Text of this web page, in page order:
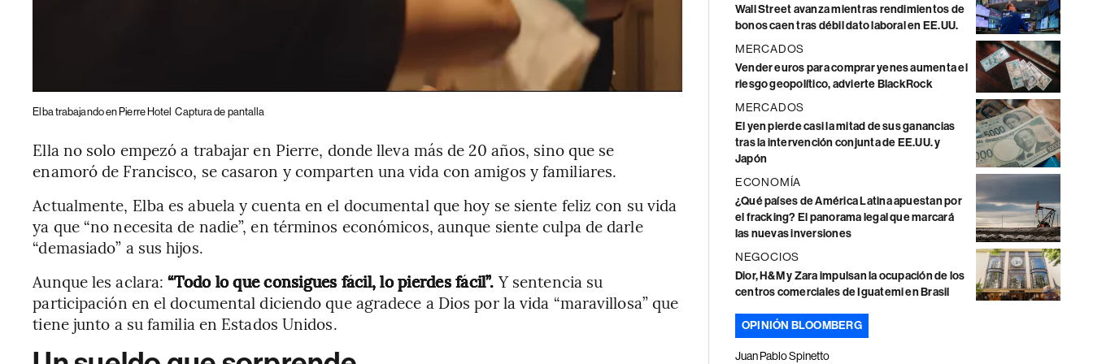
Elba trabajando en Pierre Hotel Captura de pantalla
Ella no solo empezó a trabajar en Pierre, donde lleva más de 20 años, sino que se
enamoró de Francisco, se casaron y comparten una vida con amigos y familiares.
Actualmente, Elba es abuela y cuenta en el documental que hoy se siente feliz con su vida
ya que “no necesita de nadie”, en términos económicos, aunque siente culpa de darle
“demasiado” a sus hijos.
Aunque les aclara:“Todo lo que consigues fácil, lo pierdes fácil”. Y sentencia su
participación en el documental diciendo que agradece a Dios por la vida “maravillosa” que
tiene junto a su familia en Estados Unidos.
Wall Street avanza mientras rendimientos de
bonos caen tras débil dato laboral en EE.UU.
MERCADOS
Vender euros para comprar yenes aumenta el
riesgo geopolítico, advierte BlackRock
MERCADOS
El yen pierde casi la mitad de sus ganancias
tras la intervención conjunta de EE.UU. y
Japón
ECONOMÍA
¿Qué países de América Latina apuestan por
el fracking? El panorama legal que marcará
las nuevas inversiones
NEGOCIOS
Dior, H&M y Zara impulsan la ocupación de los
centros comerciales de Iguatemi en Brasil
OPINIÓN BLOOMBERG
Juan Pablo Spinetto